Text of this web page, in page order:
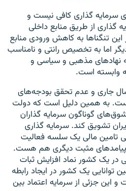
سرمایه گذاری کافی نیست و
گذاری از طریق منابع داخلی
این تنگناها به کاهش ورودی منابع
اما به تخصیص رانتی و نامناسب
نهادهای مذهبی و سیاسی و
وابسته است.
جاری و عدم تحقق بودجه‌های
به همین دلیل است که دولت
گوناگون سرمایه گذاران
تشویق کند. سرمایه گذاری
تامین مالی یک سلسه فعالیت
پیامدهای مثبت دیگری هم هست.
در یک کشور نماد افزایش ثبات
یک کشور در ایجاد رابطه
این جزئی از سرمایه اعتماد بین